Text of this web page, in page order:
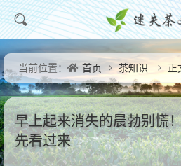
当前位置： 首页 茶知识 正
早上起来消失的晨勃别慌
先看过来